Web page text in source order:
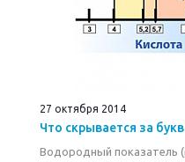
27 октября 2014
Что скрывается за
Водородный показатель